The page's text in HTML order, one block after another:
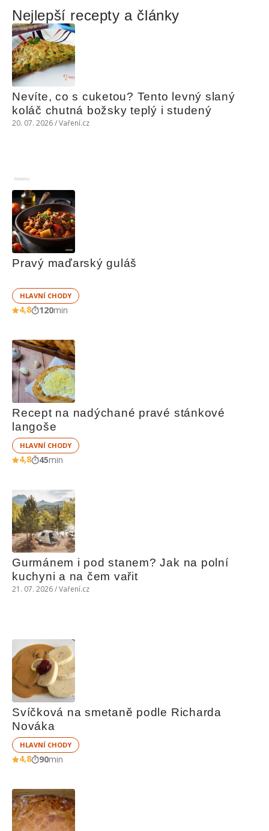
Nejlepší recepty a články
Nevíte, co s cuketou? Tento levný slaný
koláč chutná božsky teplý i studený
20. 07. 2026 / Vaření.cz
Reklama
Pravý maďarský guláš
HLAVNÍ CHODY
4,8 120min
Recept na nadýchané pravé stánkové
langoše
HLAVNÍ CHODY
4,8 45min
Gurmánem i pod stanem? Jak na polní
kuchyni a na čem vařit
21. 07. 2026 / Vaření.cz
Svíčková na smetaně podle Richarda
Nováka
HLAVNÍ CHODY
4,8 90min